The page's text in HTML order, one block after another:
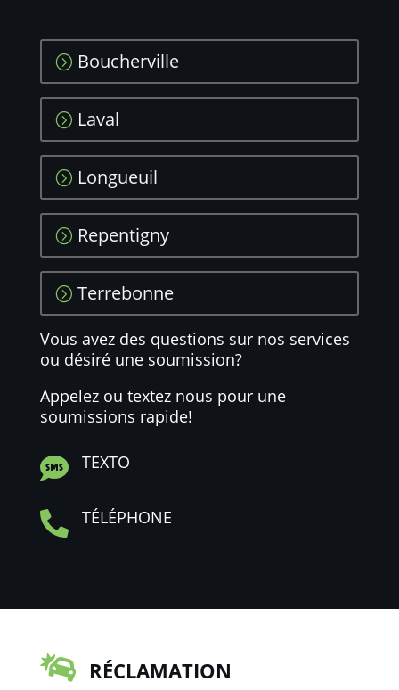
Boucherville
Laval
Longueuil
Repentigny
Terrebonne
Vous avez des questions sur nos services
ou désiré une soumission?
Appelez ou textez nous pour une
soumissions rapide!
 TEXTO
 TÉLÉPHONE
 RÉCLAMATION